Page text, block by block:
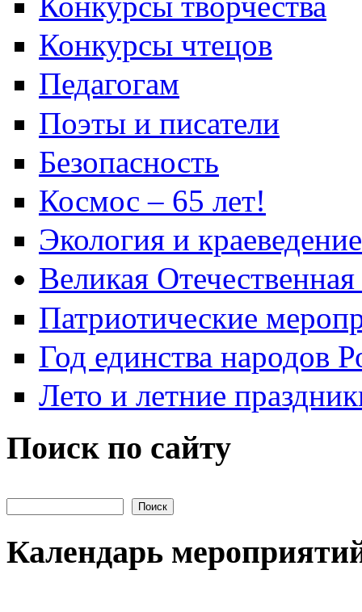
Конкурсы чтецов
Педагогам
Поэты и писатели
Безопасность
Космос – 65 лет!
Экология и краеведение
Великая
Патриотические
Год единства народов
Лето и летние
Поиск по сайту
Календарь